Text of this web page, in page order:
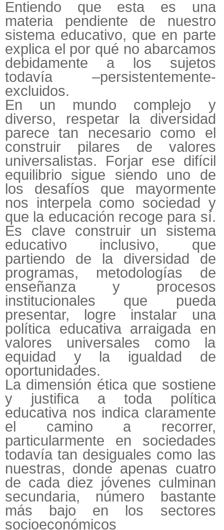
Entiendo que esta es una
materia pendiente de nuestro
sistema educativo, que en parte
explica el por qué no abarcamos
debidamente a los sujetos
todavía –persistentemente-
excluidos.
En un mundo complejo y
diverso, respetar la diversidad
parece tan necesario como el
construir pilares de valores
universalistas. Forjar ese difícil
equilibrio sigue siendo uno de
los desafíos que mayormente
nos interpela como sociedad y
que la educación recoge para sí.
Es clave construir un sistema
educativo inclusivo, que
partiendo de la diversidad de
programas, metodologías de
enseñanza y procesos
institucionales que pueda
presentar, logre instalar una
política educativa arraigada en
valores universales como la
equidad y la igualdad de
oportunidades.
La dimensión ética que sostiene
y justifica a toda política
educativa nos indica claramente
el camino a recorrer,
particularmente en sociedades
todavía tan desiguales como las
nuestras, donde apenas cuatro
de cada diez jóvenes culminan
secundaria, número bastante
más bajo en los sectores
socioeconómicos